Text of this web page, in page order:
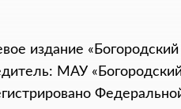
издание
МАУ